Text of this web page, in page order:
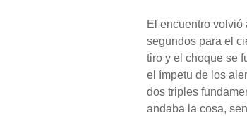
El encuentro volvió
segundos para el
tiro y el choque se
el ímpetu de los
dos triples
andaba la cosa,